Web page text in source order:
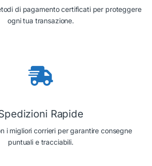
di pagamento certificati per proteggere
ogni tua transazione.
Rapide
i migliori corrieri per garantire consegne
puntuali e tracciabili.